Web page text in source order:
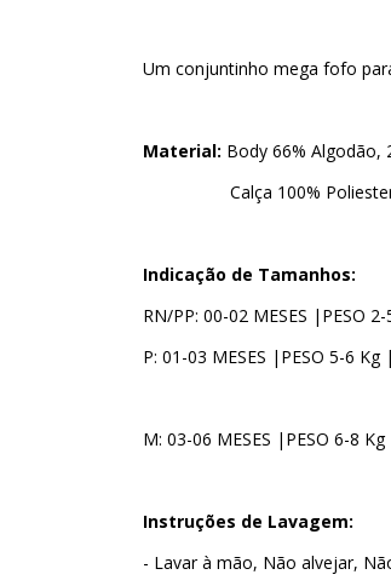
Um conjuntinho mega fofo
Material: Body 66% Algodão,
Calça 100%
Indicação de Tamanhos:
RN/PP: 00-02 MESES |PESO
P: 01-03 MESES |PESO 5-6
M: 03-06 MESES |PESO 6-8
Instruções de Lavagem:
- Lavar à mão, Não alvejar,